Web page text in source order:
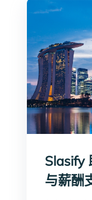
Slasify
与薪酬